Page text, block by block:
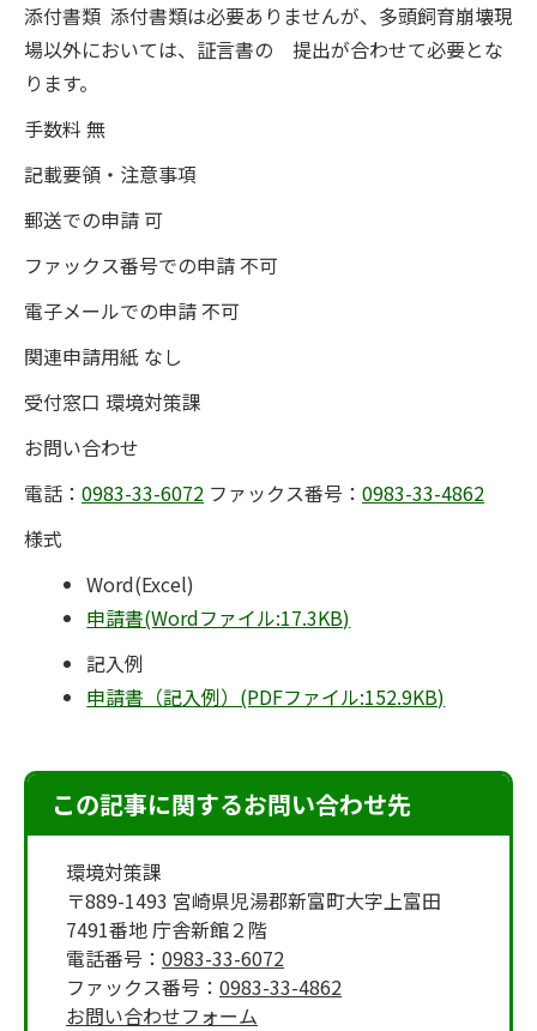
添付書類 添付書類は必要ありませんが、多頭飼育崩壊現
場以外においては、証言書の 提出が合わせて必要とな
ります。
手数料 無
記載要領・注意事項
郵送での申請 可
ファックス番号での申請 不可
電子メールでの申請 不可
関連申請用紙 なし
受付窓口 環境対策課
お問い合わせ
電話： 0983-33-6072 ファックス番号： 0983-33-4862
様式
Word(Excel)
申請書(Wordファイル:17.3KB)
記入例
申請書（記入例）(PDFファイル:152.9KB)
この記事に関するお問い合わせ先
環境対策課
〒889-1493 宮崎県児湯郡新富町大字上富田
7491番地 庁舎新館２階
電話番号： 0983-33-6072
ファックス番号： 0983-33-4862
お問い合わせフォーム